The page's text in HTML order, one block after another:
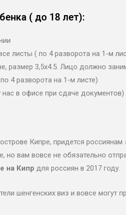
( до 18 лет):
листы ( по 4 разворота на 1-м
размер 3,5х4.5. Лицо должно
4 разворота на 1-м листе)
в офисе при сдаче документов)
Кипре, придется
но вам вовсе не обязательно
на Кипр для россиян в 2017 году.
шенгенских виз и вовсе